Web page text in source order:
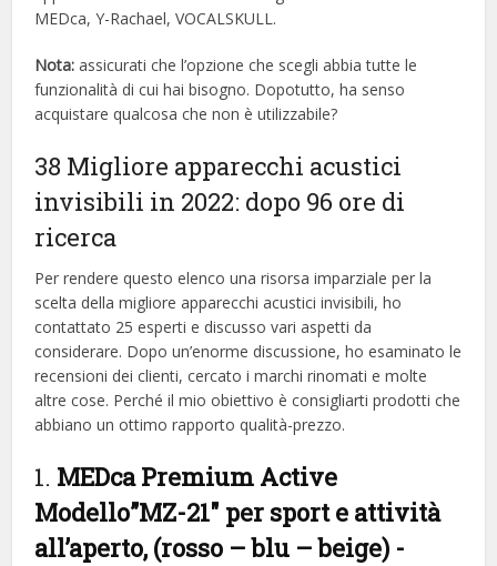
MEDca, Y-Rachael, VOCALSKULL.
Nota: assicurati che l’opzione che scegli abbia tutte le
funzionalità di cui hai bisogno. Dopotutto, ha senso
acquistare qualcosa che non è utilizzabile?
38 Migliore apparecchi acustici
invisibili in 2022: dopo 96 ore di
ricerca
Per rendere questo elenco una risorsa imparziale per la
scelta della migliore apparecchi acustici invisibili, ​​ho
contattato 25 esperti e discusso vari aspetti da
considerare. Dopo un’enorme discussione, ho esaminato le
recensioni dei clienti, cercato i marchi rinomati e molte
altre cose. Perché il mio obiettivo è consigliarti prodotti che
abbiano un ottimo rapporto qualità-prezzo.
1. MEDca Premium Active
Modello”MZ-21″ per sport e attività
all’aperto, (rosso – blu – beige) -